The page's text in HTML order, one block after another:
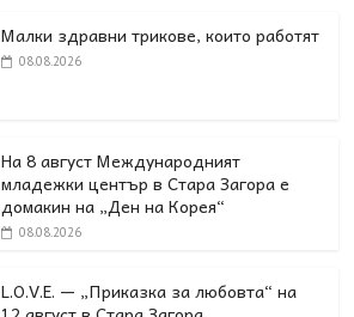
Малки здравни трикове, които работят
08.08.2026
На 8 август Международният
младежки център в Стара Загора е
домакин на „Ден на Корея“
08.08.2026
L.O.V.E. — „Приказка за любовта“ на